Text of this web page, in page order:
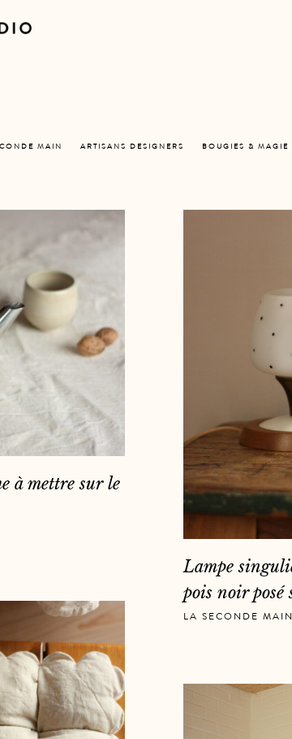
MAIN ARTISANS DESIGNERS BOUGIES & MAGIE
à mettre sur le
Lampe
pois noir posé
LA SECONDE MAIN